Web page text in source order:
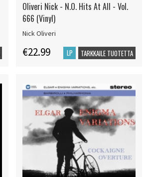
Oliveri Nick - N.O. Hits At All - Vol.
666 (Vinyl)
Nick Oliveri
€22.99 LP TARKKAILE TUOTETTA